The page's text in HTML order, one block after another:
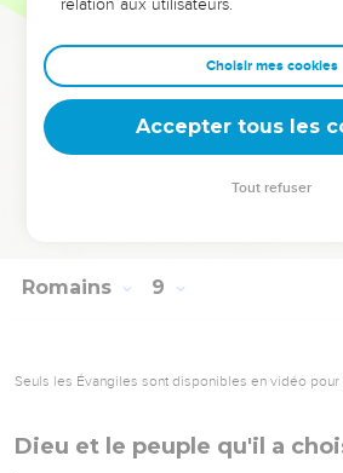
créature, non, rien au monde ne peut
entre nous et l’amour que Dieu nous a
Christ notre Seigneur et dont nous
avec lui.
Romains 9
Seuls les Évangiles sont disponibles en vidéo pour
Dieu et le peuple qu'il a
relation aux utilisateurs.
Choisir mes cookies
Accepter tous les
Tout refuser